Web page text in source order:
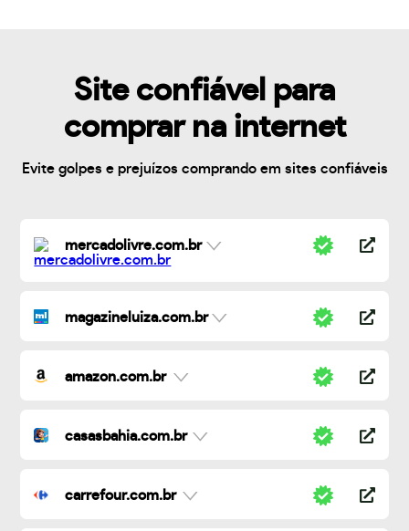
Site confiável para
comprar na internet
Evite golpes e prejuízos comprando em sites confiáveis
mercadolivre.com.br
magazineluiza.com.br
amazon.com.br
casasbahia.com.br
carrefour.com.br